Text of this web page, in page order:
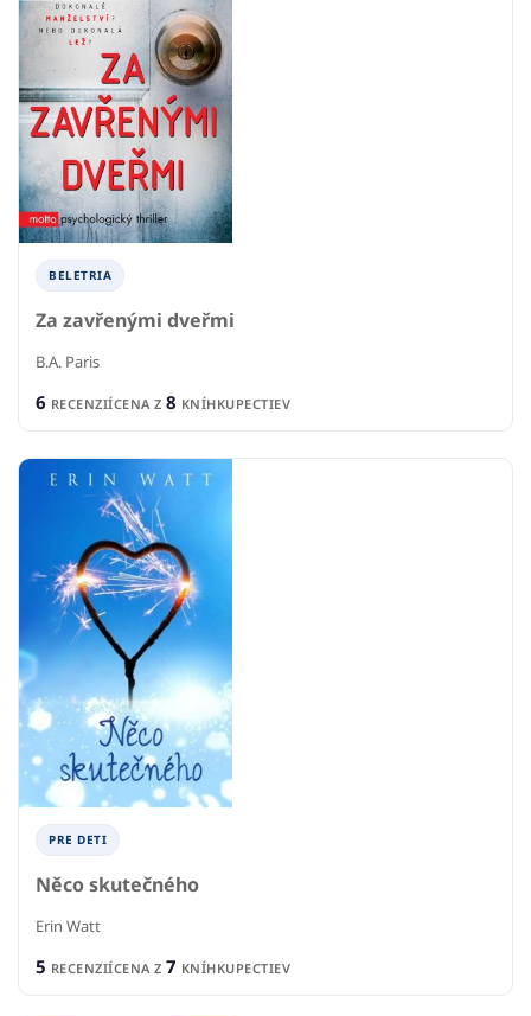
BELETRIA
Za zavřenými dveřmi
B.A. Paris
6 RECENZIÍCENA Z 8 KNÍHKUPECTIEV
PRE DETI
Něco skutečného
Erin Watt
5 RECENZIÍCENA Z 7 KNÍHKUPECTIEV